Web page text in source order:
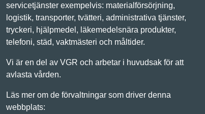
servicetjänster exempelvis: materialförsörjning,
logistik, transporter, tvätteri, administrativa tjänster,
tryckeri, hjälpmedel, läkemedelsnära produkter,
telefoni, städ, vaktmästeri och måltider.
Vi är en del av VGR och arbetar i huvudsak för att
avlasta vården.
Läs mer om de förvaltningar som driver denna
webbplats: